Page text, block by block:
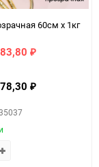
Пленка прозрачная 60см x 1кг
₽
₽